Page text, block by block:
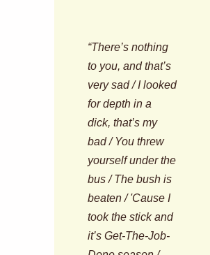
“There’s nothing
to you, and that’s
very sad / I looked
for depth in a
dick, that’s my
bad / You threw
yourself under the
bus / The bush is
beaten / 'Cause I
took the stick and
it’s Get-The-Job-